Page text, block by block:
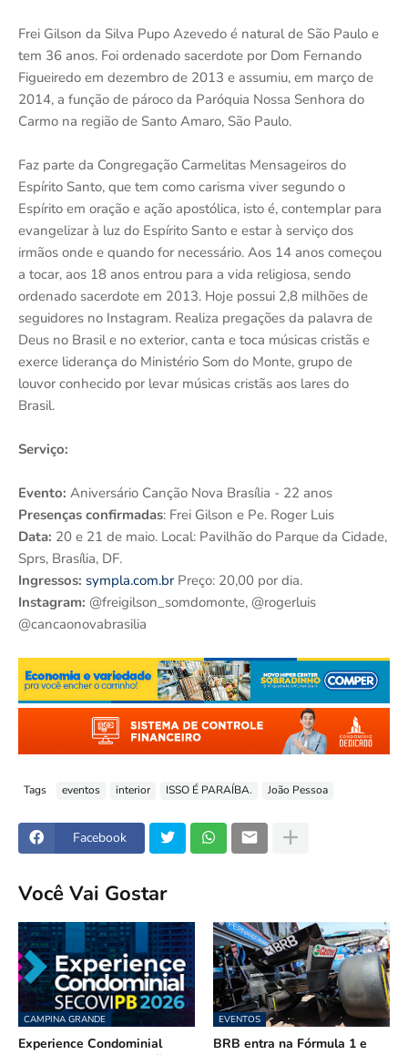
Frei Gilson da Silva Pupo Azevedo é natural de São Paulo e
tem 36 anos. Foi ordenado sacerdote por Dom Fernando
Figueiredo em dezembro de 2013 e assumiu, em março de
2014, a função de pároco da Paróquia Nossa Senhora do
Carmo na região de Santo Amaro, São Paulo.
Faz parte da Congregação Carmelitas Mensageiros do
Espírito Santo, que tem como carisma viver segundo o
Espírito em oração e ação apostólica, isto é, contemplar para
evangelizar à luz do Espírito Santo e estar à serviço dos
irmãos onde e quando for necessário. Aos 14 anos começou
a tocar, aos 18 anos entrou para a vida religiosa, sendo
ordenado sacerdote em 2013. Hoje possui 2,8 milhões de
seguidores no Instagram. Realiza pregações da palavra de
Deus no Brasil e no exterior, canta e toca músicas cristãs e
exerce liderança do Ministério Som do Monte, grupo de
louvor conhecido por levar músicas cristãs aos lares do
Brasil.
Serviço:
Evento: Aniversário Canção Nova Brasília - 22 anos
Presenças confirmadas: Frei Gilson e Pe. Roger Luis
Data: 20 e 21 de maio. Local: Pavilhão do Parque da Cidade,
Sprs, Brasília, DF.
Ingressos: sympla.com.brPreço: 20,00 por dia.
Instagram: @freigilson_somdomonte, @rogerluis
@cancaonovabrasilia
Tags eventos interior ISSO É PARAÍBA. João Pessoa
Facebook
Você Vai Gostar
CAMPINA GRANDE
Experience Condominial
EVENTOS
BRB entra na Fórmula 1 e